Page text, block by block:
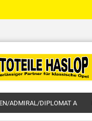
ADMIRAL/DIPLOMAT A